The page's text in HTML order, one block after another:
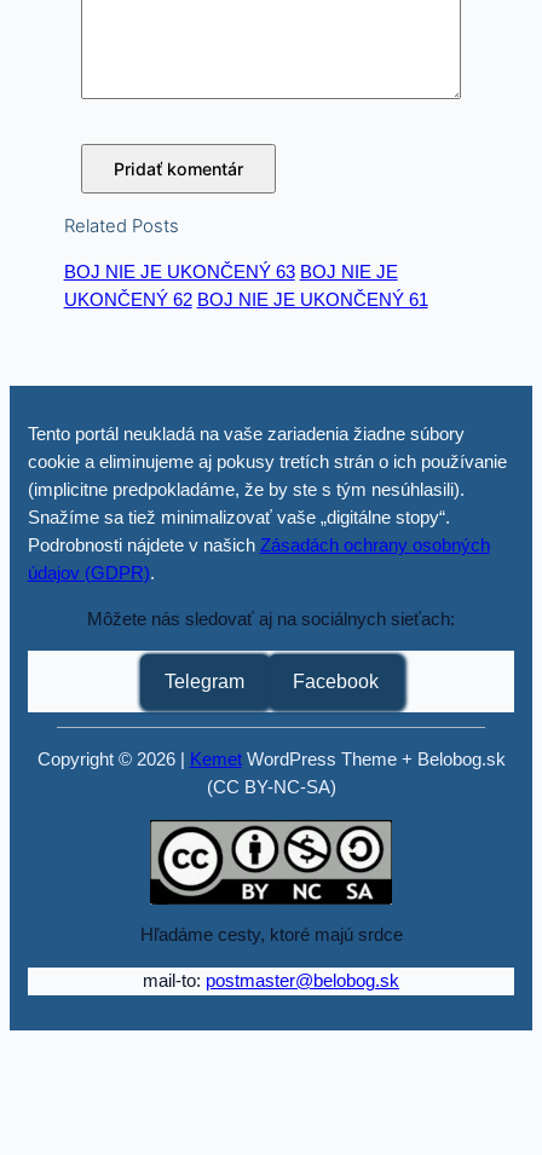
Related Posts
BOJ NIE JE UKONČENÝ 63 BOJ NIE JE
UKONČENÝ 62 BOJ NIE JE UKONČENÝ 61
Tento portál neukladá na vaše zariadenia žiadne súbory
cookie a eliminujeme aj pokusy tretích strán o ich používanie
(implicitne predpokladáme, že by ste s tým nesúhlasili).
Snažíme sa tiež minimalizovať vaše „digitálne stopy“.
Podrobnosti nájdete v našich Zásadách ochrany osobných
údajov (GDPR).
Môžete nás sledovať aj na sociálnych sieťach:
Telegram Facebook
Copyright © 2026 | KemetWordPress Theme + Belobog.sk
(CC BY-NC-SA)
Hľadáme cesty, ktoré majú srdce
mail-to: postmaster@belobog.sk